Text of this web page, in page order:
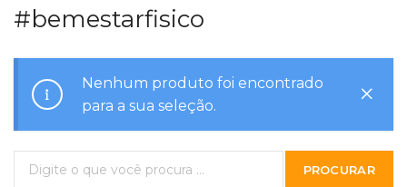
#bemestarfisico
Nenhum produto foi encontrado
para a sua seleção.
PROCURAR